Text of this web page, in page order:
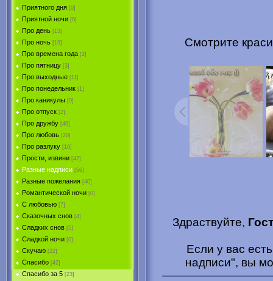
Приятного дня [0]
Приятной ночи [0]
Про день [13]
Про ночь [19]
Про времена года [2]
Про пятницу [3]
Про выходные [11]
Про понедельник [1]
Про каникулы [0]
Про отпуск [2]
Про дружбу [46]
Про любовь [20]
Про разлуку [10]
Прости, извини [42]
Разные надписи [56]
Разные пожелания [40]
Романтической ночи [0]
С любовью [7]
Сказочных снов [4]
Сладких снов [5]
Сладкой ночи [0]
Скучаю [22]
Спасибо [42]
Спасибо за 5 [23]
Смотрите
Здраствуйте,
Если у вас
надписи", вы